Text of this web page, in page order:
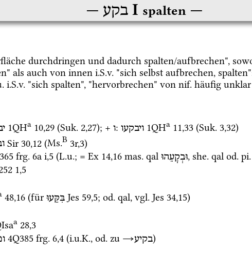
בקע‎ I spalten
durchdringen und dadurch spalten/aufbrechen",
als auch von innen i.S.v. "sich selbst aufbrechen,
i.S.v. "sich spalten", "hervorbrechen" von nif. häufig
1QHa 10,29 (Suk. 2,27); + ו: ויבקעו 1QHa 11,33 (Suk. 3,32)
Sir 30,12 (Ms.B 3r,3)
frg. 6a i,5 (L.u.; = Ex 14,16 mas. qal וּבְקָעֵהוּ, she. qal od. pi.
1,5
48,16 (für בִּקֵּעוּ Jes 59,5; od. qal, vgl. Jes 34,15)
a 28,3
4Q385 frg. 6,4 (i.u.K., od. zu →בקיע)